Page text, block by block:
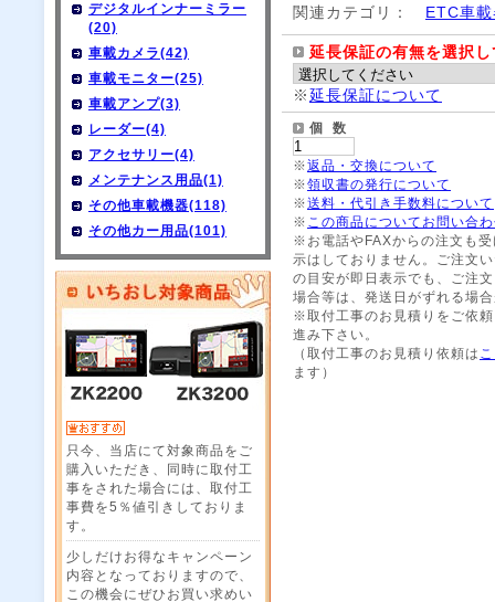
デジタルインナーミラー
(20)
車載カメラ(42)
車載モニター(25)
車載アンプ(3)
レーダー(4)
アクセサリー(4)
メンテナンス用品(1)
その他車載機器(118)
その他カー用品(101)
只今、当店にて対象商品をご
購入いただき、同時に取付工
事をされた場合には、取付工
事費を5％値引きしておりま
す。
少しだけお得なキャンペーン
内容となっておりますので、
この機会にぜひお買い求めい
関連カテゴリ：
ETC車
延長保証の有無を選択
※延長保証について
個 数
※返品・交換について
※領収書の発行について
※送料・代引き手数料について
※ この商品についてお問い合
※お電話やFAXからの注文も
示はしておりません。ご注文
の目安が即日表示でも、ご注
場合等は、発送日がずれる場
※取付工事のお見積りをご依
進み下さい。
（取付工事のお見積り依頼は
ます）